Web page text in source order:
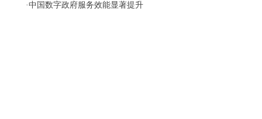
·中国数字政府服务效能显著提升